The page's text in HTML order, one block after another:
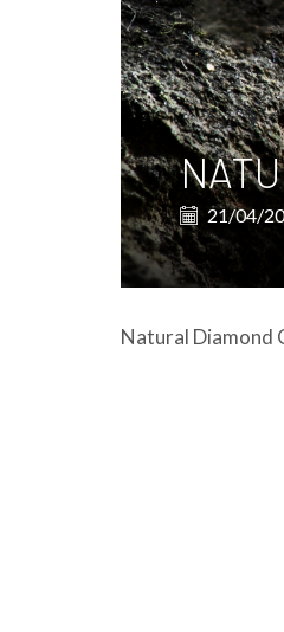
21/04/
Natural Diamond